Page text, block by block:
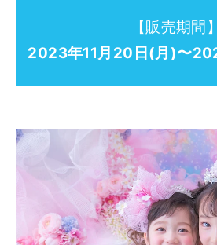
【販売期間】
2023年11月20日(月)〜